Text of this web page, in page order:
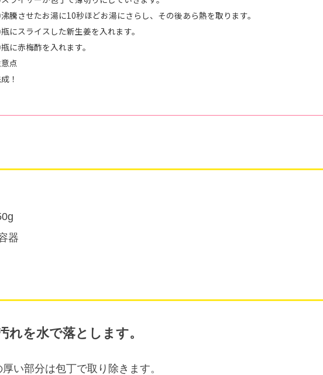
騰させたお湯に10秒ほどお湯にさらし、その後あら熱を取ります。
にスライスした新生姜を入れます。
に赤梅酢を入れます。
点
！
器
れを水で落とします。
い部分は包丁で取り除きます。